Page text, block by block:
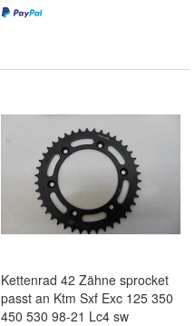
Kettenrad 42 Zähne sprocket
passt an Ktm Sxf Exc 125 350
450 530 98-21 Lc4 sw